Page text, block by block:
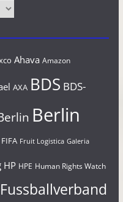
Ahava Amazon
AXA BDS BDS-
Berlin
FIFA Fruit Logistica Galeria
HP HPE Human Rights Watch